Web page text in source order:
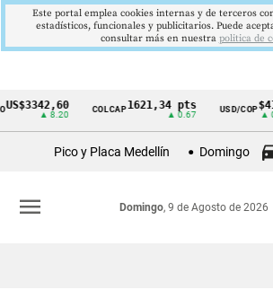
Cintillo
Colombia
COLCAP1621,34 pts USD/COP$4178
▲ 0.42
Pico y Placa Medellín Domingo
Domingo, 9 de Agosto de 2026
menu
Este portal emplea cookies internas y de terceros
estadísticos, funcionales y publicitarios. Puede
consultar más en nuestra politica de